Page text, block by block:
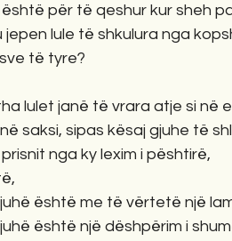
është për të qeshur kur sheh
jepen lule të shkulura nga
të tyre?
lulet janë të vrara atje si në
saksi, sipas kësaj gjuhe të
nga ky lexim i pështirë,
është me të vërtetë një
është një dëshpërim i